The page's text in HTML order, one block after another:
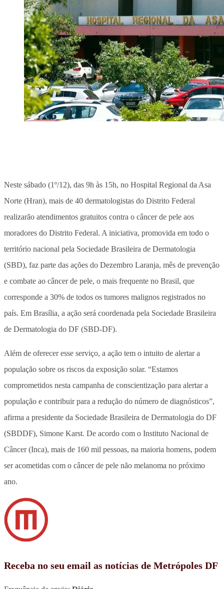
Neste sábado (1º/12), das 9h às 15h, no Hospital Regional da Asa
Norte (Hran), mais de 40 dermatologistas do Distrito Federal
realizarão atendimentos gratuitos contra o câncer de pele aos
moradores do Distrito Federal. A iniciativa, promovida em todo o
território nacional pela Sociedade Brasileira de Dermatologia
(SBD), faz parte das ações do Dezembro Laranja, mês de prevenção
e combate ao câncer de pele, o mais frequente no Brasil, que
corresponde a 30% de todos os tumores malignos registrados no
país. Em Brasília, a ação será coordenada pela Sociedade Brasileira
de Dermatologia do DF (SBD-DF).
Além de oferecer esse serviço, a ação tem o intuito de alertar a
população sobre os riscos da exposição solar. “Estamos
comprometidos nesta campanha de conscientização para alertar a
população e contribuir para a redução do número de diagnósticos”,
afirma a presidente da Sociedade Brasileira de Dermatologia do DF
(SBDDF), Simone Karst. De acordo com o Instituto Nacional de
Câncer (Inca), mais de 160 mil pessoas, na maioria homens, podem
ser acometidas com o câncer de pele não melanoma no próximo
ano.
Receba no seu email as notícias de Metrópoles DF